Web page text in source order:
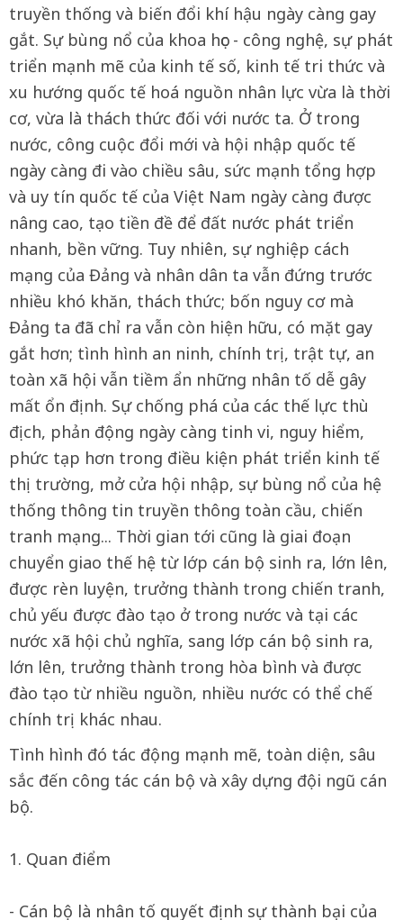
truyền thống và biến đổi khí hậu ngày càng gay
gắt. Sự bùng nổ của khoa học - công nghệ, sự phát
triển mạnh mẽ của kinh tế số, kinh tế tri thức và
xu hướng quốc tế hoá nguồn nhân lực vừa là thời
cơ, vừa là thách thức đối với nước ta. Ở trong
nước, công cuộc đổi mới và hội nhập quốc tế
ngày càng đi vào chiều sâu, sức mạnh tổng hợp
và uy tín quốc tế của Việt Nam ngày càng được
nâng cao, tạo tiền đề để đất nước phát triển
nhanh, bền vững. Tuy nhiên, sự nghiệp cách
mạng của Đảng và nhân dân ta vẫn đứng trước
nhiều khó khăn, thách thức; bốn nguy cơ mà
Đảng ta đã chỉ ra vẫn còn hiện hữu, có mặt gay
gắt hơn; tình hình an ninh, chính trị, trật tự, an
toàn xã hội vẫn tiềm ẩn những nhân tố dễ gây
mất ổn định. Sự chống phá của các thế lực thù
địch, phản động ngày càng tinh vi, nguy hiểm,
phức tạp hơn trong điều kiện phát triển kinh tế
thị trường, mở cửa hội nhập, sự bùng nổ của hệ
thống thông tin truyền thông toàn cầu, chiến
tranh mạng... Thời gian tới cũng là giai đoạn
chuyển giao thế hệ từ lớp cán bộ sinh ra, lớn lên,
được rèn luyện, trưởng thành trong chiến tranh,
chủ yếu được đào tạo ở trong nước và tại các
nước xã hội chủ nghĩa, sang lớp cán bộ sinh ra,
lớn lên, trưởng thành trong hòa bình và được
đào tạo từ nhiều nguồn, nhiều nước có thể chế
chính trị khác nhau.
Tình hình đó tác động mạnh mẽ, toàn diện, sâu
sắc đến công tác cán bộ và xây dựng đội ngũ cán
bộ.
1. Quan điểm
- Cán bộ là nhân tố quyết định sự thành bại của